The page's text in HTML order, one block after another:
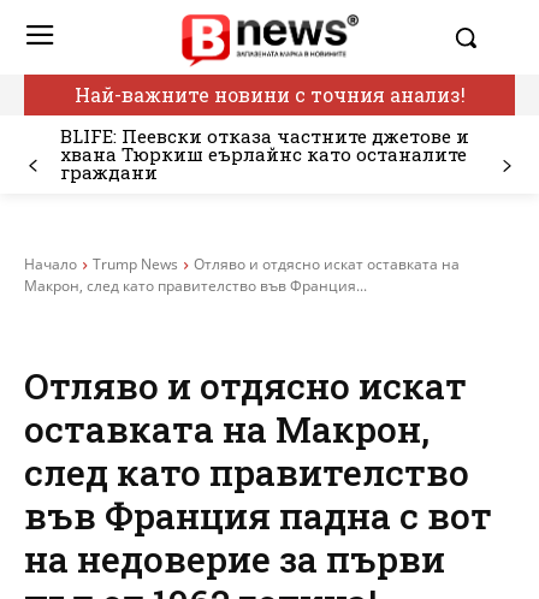
Най-важните новини с точния анализ!
BLIFE: Пеевски отказа частните джетове и
хвана Тюркиш еърлайнс като останалите
граждани
Начало Trump News
Отляво и отдясно искат оставката на
Макрон, след като правителство във Франция...
Отляво и отдясно искат
оставката на Макрон,
след като правителство
във Франция падна с вот
на недоверие за първи